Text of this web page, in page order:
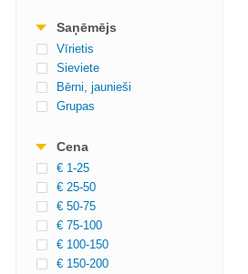
Saņēmējs
Vīrietis
Sieviete
Bērni, jaunieši
Grupas
Cena
€ 1-25
€ 25-50
€ 50-75
€ 75-100
€ 100-150
€ 150-200